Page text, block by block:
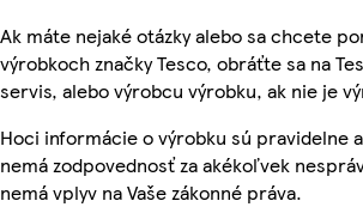
Ak máte nejaké otázky alebo sa chcete
výrobkoch značky Tesco, obráťte sa na
servis, alebo výrobcu výrobku, ak nie je
Hoci informácie o výrobku sú pravidelne
nemá zodpovednosť za akékoľvek
nemá vplyv na Vaše zákonné práva.